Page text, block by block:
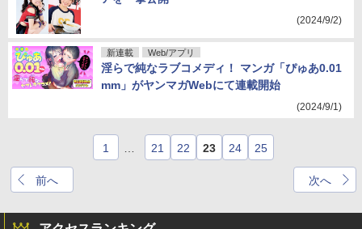
(2024/9/2)
新連載 Web/アプリ
淫らで純なラブコメディ！ マンガ「ぴゅあ0.01
mm」がヤンマガWebにて連載開始
(2024/9/1)
前へ
1 21 22 23 24 25
次へ